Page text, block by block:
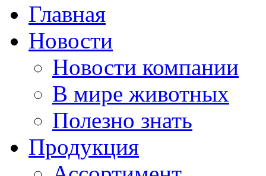
Главная
Новости
Новости компании
В мире животных
Полезно знать
Продукция